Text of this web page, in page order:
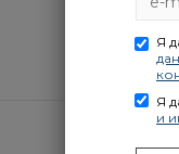
Я
Я
и